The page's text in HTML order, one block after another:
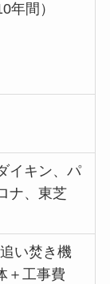
年間）
イキン、パ
ナ、東芝
い焚き機
＋工事費